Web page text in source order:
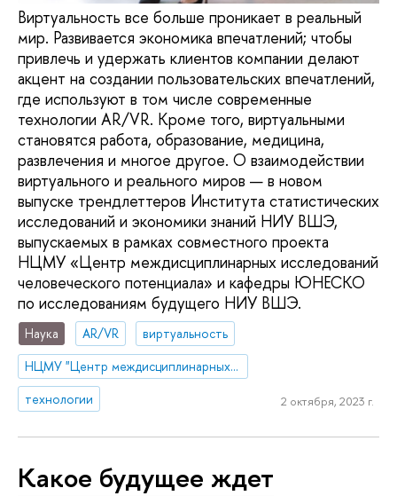
Виртуальность все больше проникает в реальный
мир. Развивается экономика впечатлений; чтобы
привлечь и удержать клиентов компании делают
акцент на создании пользовательских впечатлений,
где используют в том числе современные
технологии AR/VR. Кроме того, виртуальными
становятся работа, образование, медицина,
развлечения и многое другое. О взаимодействии
виртуального и реального миров — в новом
выпуске трендлеттеров Института статистических
исследований и экономики знаний НИУ ВШЭ,
выпускаемых в рамках совместного проекта
НЦМУ «Центр междисциплинарных исследований
человеческого потенциала» и кафедры ЮНЕСКО
по исследованиям будущего НИУ ВШЭ.
Наука AR/VR
виртуальность
НЦМУ "Центр междисциплинарных исследований человеческого потенциала"
технологии
2 октября, 2023 г.
Какое будущее ждет